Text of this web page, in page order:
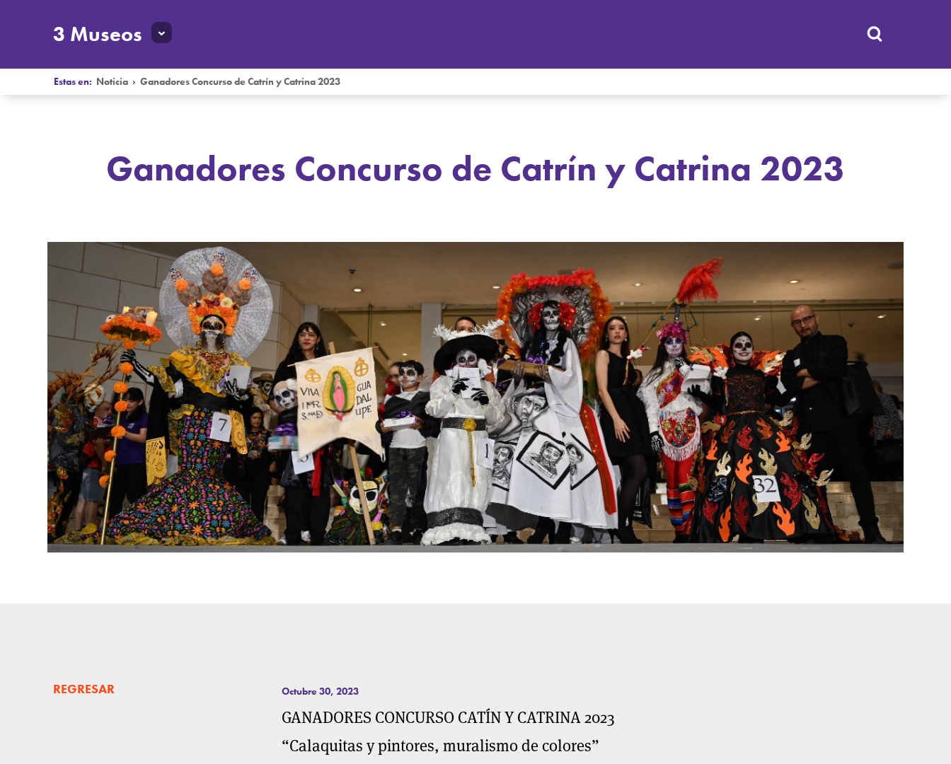
3 Museos
Estas en: Noticia › Ganadores Concurso de Catrín y Catrina 2023
Ganadores Concurso de Catrín y Catrina 2023
REGRESAR Octubre 30, 2023
GANADORES CONCURSO CATÍN Y CATRINA 2023
“Calaquitas y pintores, muralismo de colores”